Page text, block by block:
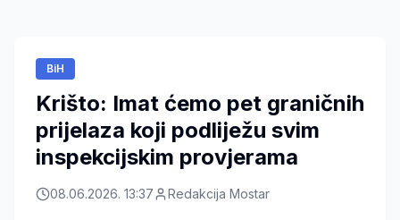
BiH
Krišto: Imat ćemo pet graničnih
prijelaza koji podliježu svim
inspekcijskim provjerama
08.06.2026. 13:37 Redakcija Mostar